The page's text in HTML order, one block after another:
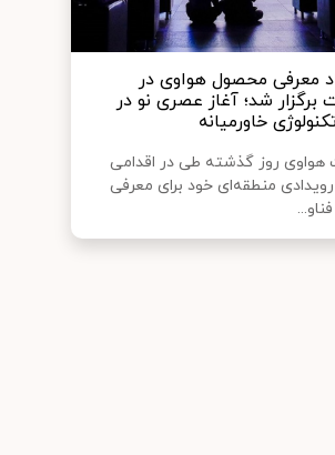
معرفی محصول هواوی در
برگزار شد؛ آغاز عصری نو در
تکنولوژی خاورمیانه
هواوی روز گذشته طی در اقدامی
منطقه‌ای خود برای معرفی